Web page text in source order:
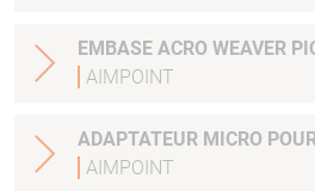
EMBASE ACRO WEAVER
AIMPOINT
ADAPTATEUR MICRO
AIMPOINT